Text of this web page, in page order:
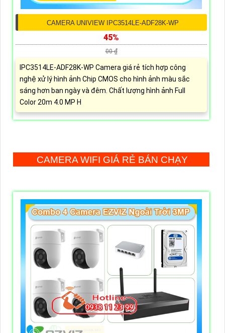
CAMERA UNIVIEW IPC3514LE-ADF28K-WP
45%
00 ₫
IPC3514LE-ADF28K-WP Camera giá rẻ tích hợp công
nghệ xử lý hình ảnh Chip CMOS cho hình ảnh màu sắc
sáng hơn ban ngày và đêm. Chất lượng hình ảnh Full
Color 20m 4.0 MP H
CAMERA WIFI GIÁ RẺ BÁN CHẠY